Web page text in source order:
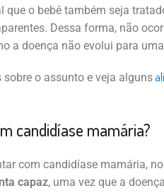
que o bebê também seja
Dessa forma, não
a doença não evolui para
o assunto e veja alguns
candidíase mamária?
com candidíase mamária,
capaz, uma vez que a